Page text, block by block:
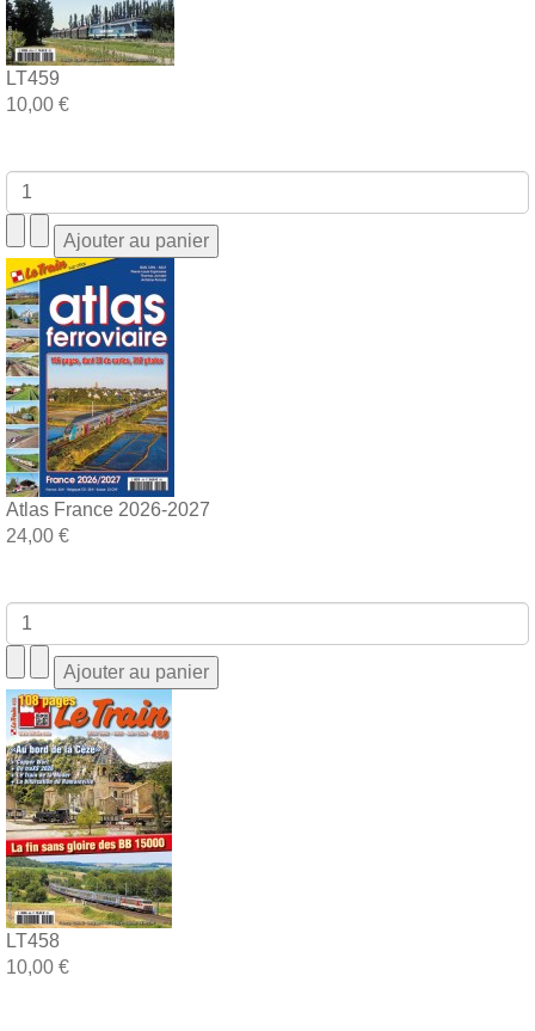
LT459
10,00 €
Atlas France 2026-2027
24,00 €
LT458
10,00 €